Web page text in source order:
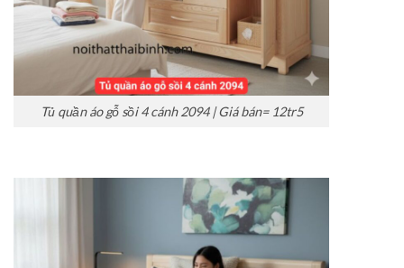
Tủ quần áo gỗ sồi 4 cánh 2094 | Giá bán= 12tr5